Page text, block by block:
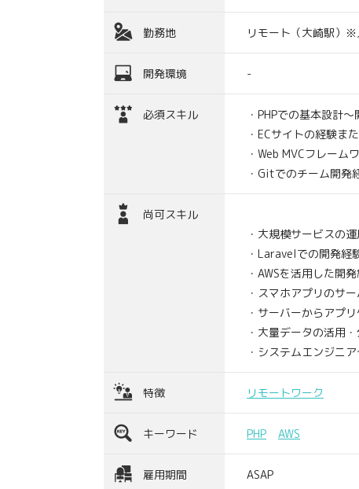
勤務地 リモート（大崎駅）※
開発環境 -
必須スキル
・PHPでの基本設計
・ECサイトの経験ま
・Web MVCフレーム
・Gitでのチーム開発
尚可スキル
・大規模サービスの
・Laravelでの開発経
・AWSを活用した開
・スマホアプリのサ
・サーバーからアプ
・大量データの活用
・システムエンジニ
特徴 リモートワーク
キーワード PHP AWS
雇用期間 ASAP